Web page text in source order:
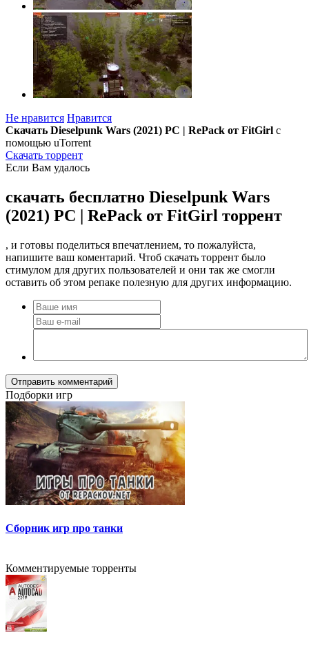
Не нравится Нравится
Скачать Dieselpunk Wars (2021) PC | RePack от FitGirl с
помощью uTorrent
Скачать торрент
Если Вам удалось
скачать бесплатно Dieselpunk Wars
(2021) PC | RePack от FitGirl торрент
, и готовы поделиться впечатлением, то пожалуйста,
напишите ваш коментарий. Чтоб скачать торрент было
стимулом для других пользователей и они так же смогли
оставить об этом репаке полезную для других информацию.
Отправить комментарий
Подборки игр
Сборник игр про танки
Комментируемые торренты